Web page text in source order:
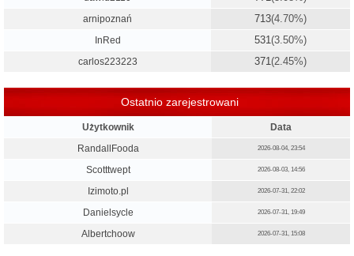
arnipoznań 713(4.70%)
InRed 531(3.50%)
carlos223223 371(2.45%)
Ostatnio zarejestrowani
Użytkownik
Data
RandallFooda
2026-08-04, 23:54
Scotttwept 2026-08-03, 14:56
Izimoto.pl 2026-07-31, 22:02
Danielsycle 2026-07-31, 19:49
Albertchoow 2026-07-31, 15:08